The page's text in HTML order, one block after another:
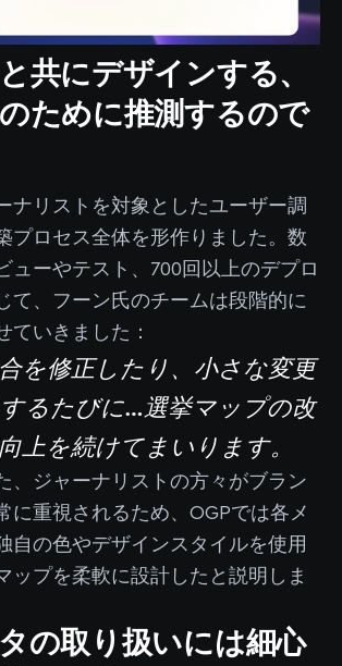
共にデザインする、
ために推測するので
ナリストを対象としたユーザー調
プロセス全体を形作りました。数
ューやテスト、700回以上のデプロ
て、フーン氏のチームは段階的に
ていきました：
を修正したり、小さな変更
るたびに…選挙マップの改
上を続けてまいります。
、ジャーナリストの方々がブラン
に重視されるため、OGPでは各メ
自の色やデザインスタイルを使用
ップを柔軟に設計したと説明しま
の取り扱いには細心